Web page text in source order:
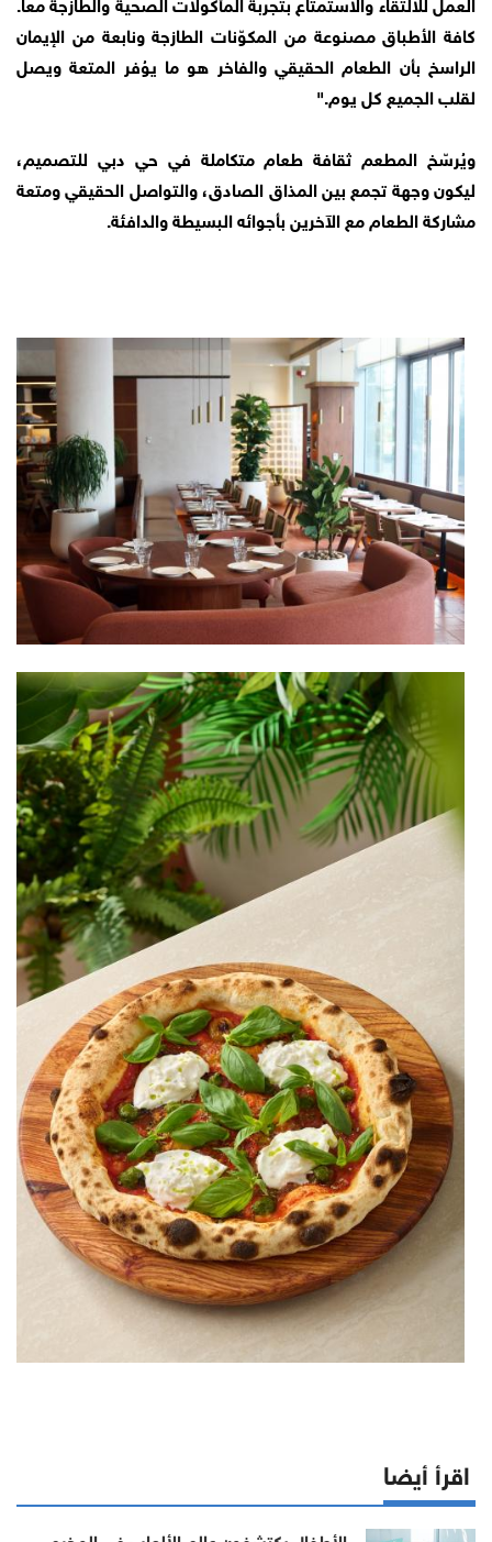
كافة الأطباق مصنوعة من المكوّنات الطازجة ونابعة من الإيمان
الراسخ بأن الطعام الحقيقي والفاخر هو ما يوُفر المتعة ويصل
لقلب الجميع كل يوم."
ويُرسّخ المطعم ثقافة طعام متكاملة في حي دبي للتصميم،
ليكون وجهة تجمع بين المذاق الصادق، والتواصل الحقيقي ومتعة
مشاركة الطعام مع الآخرين بأجوائه البسيطة والدافئة.
اقرأ أيضا